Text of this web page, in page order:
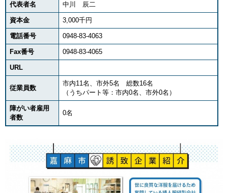
代表者名 中川 辰二
資本金 3,000千円
電話番号 0948-83-4063
Fax番号 0948-83-4065
URL
従業員数
市内11名、市外5名 総数16名
（うちパート等：市内0名、市外0名）
障がい者雇用
者数
0名